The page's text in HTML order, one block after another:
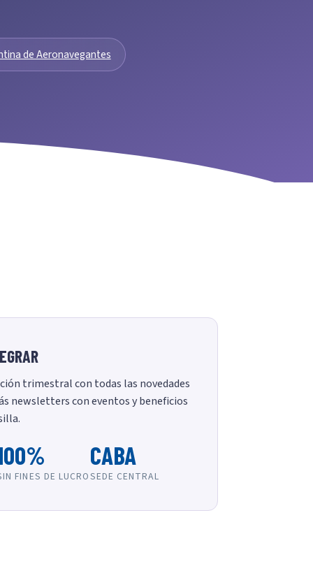
de Aeronavegantes
trimestral con todas las novedades
newsletters con eventos y beneficios
FINES DE LUCRO
CABA
SEDE CENTRAL